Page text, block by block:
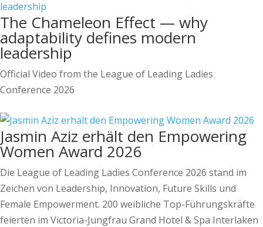
The Chameleon Effect — why
adaptability defines modern
leadership
Official Video from the League of Leading Ladies
Conference 2026
Jasmin Aziz erhält den Empowering
Women Award 2026
Die League of Leading Ladies Conference 2026 stand im
Zeichen von Leadership, Innovation, Future Skills und
Female Empowerment. 200 weibliche Top-Führungskräfte
feierten im Victoria-Jungfrau Grand Hotel & Spa Interlaken